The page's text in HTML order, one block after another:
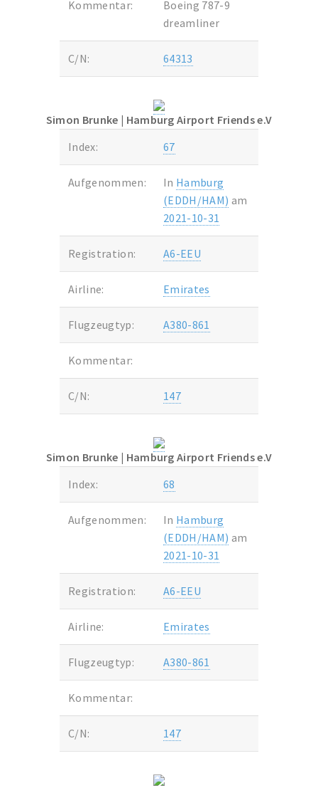
Kommentar:
Boeing 787-9
dreamliner
C/N: 64313
Simon Brunke | Hamburg Airport Friends e.V
Index:
67
Aufgenommen: In Hamburg
(EDDH/HAM) am
2021-10-31
Registration: A6-EEU
Airline: Emirates
Flugzeugtyp: A380-861
Kommentar:
C/N: 147
Simon Brunke | Hamburg Airport Friends e.V
Index:
68
Aufgenommen: In Hamburg
(EDDH/HAM) am
2021-10-31
Registration: A6-EEU
Airline: Emirates
Flugzeugtyp: A380-861
Kommentar:
C/N: 147